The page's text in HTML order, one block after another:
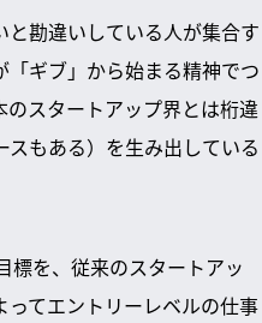
勘違いしている人が集合す
ギブ」から始まる精神でつ
スタートアップ界とは桁違
もある）を生み出している
標を、従来のスタートアッ
てエントリーレベルの仕事